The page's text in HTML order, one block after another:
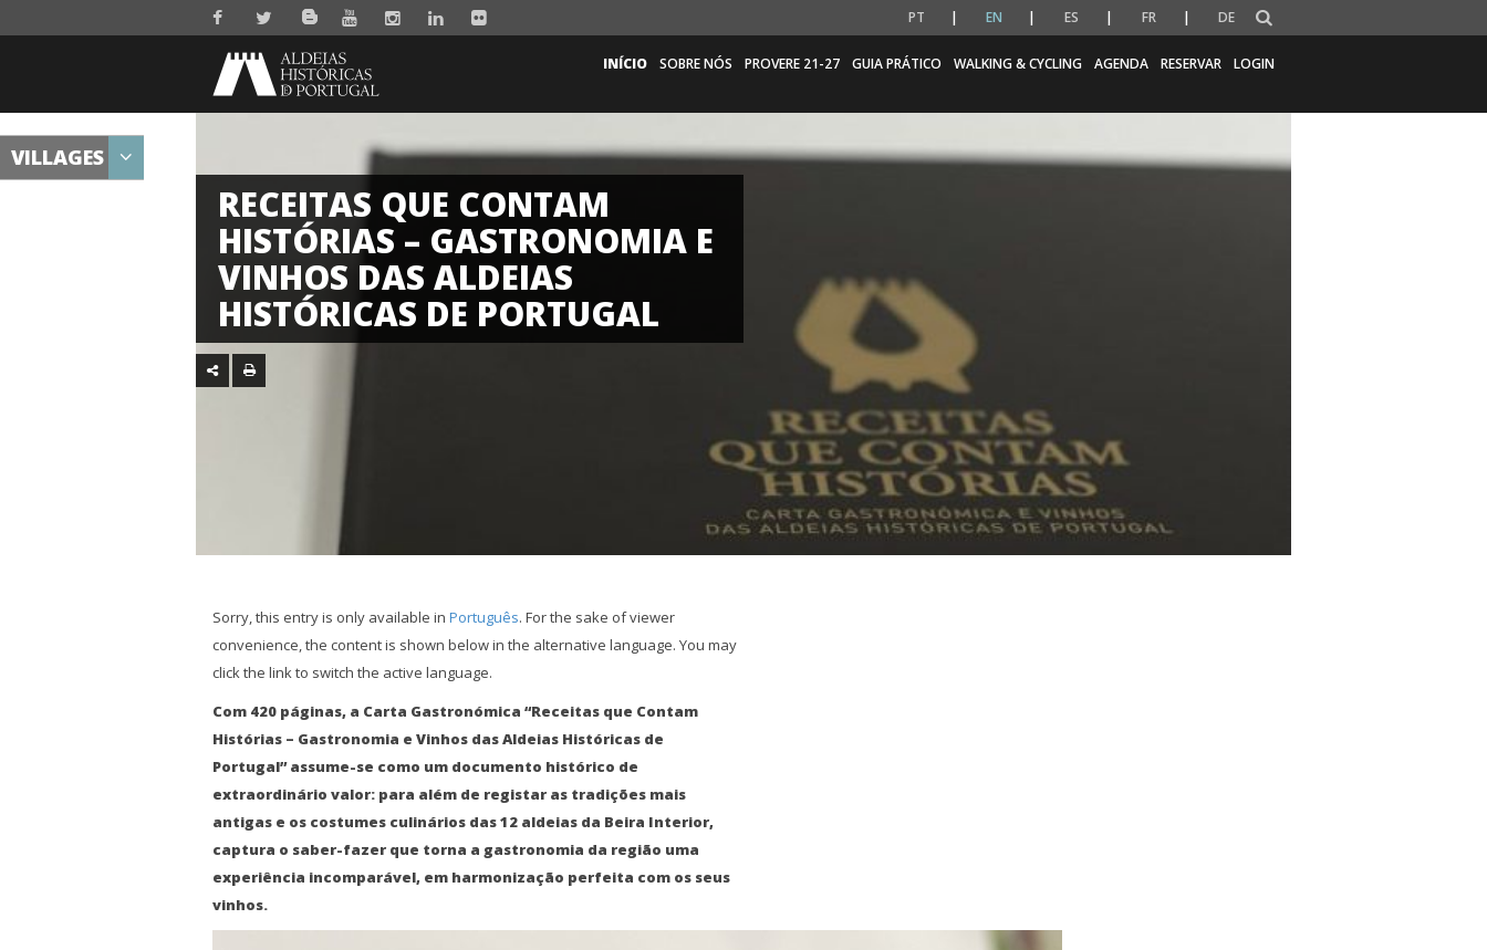
PT EN ES FR DE
INÍCIO SOBRE NÓS PROVERE 21-27 GUIA PRÁTICO WALKING & CYCLING AGENDA RESERVAR LOGIN
VILLAGES
RECEITAS QUE CONTAM
HISTÓRIAS – GASTRONOMIA E
VINHOS DAS ALDEIAS
HISTÓRICAS DE PORTUGAL
Sorry, this entry is only available in Português. For the sake of viewer
convenience, the content is shown below in the alternative language. You may
click the link to switch the active language.
Com 420 páginas, a Carta Gastronómica “Receitas que Contam
Histórias – Gastronomia e Vinhos das Aldeias Históricas de
Portugal” assume-se como um documento histórico de
extraordinário valor: para além de registar as tradições mais
antigas e os costumes culinários das 12 aldeias da Beira Interior,
captura o saber-fazer que torna a gastronomia da região uma
experiência incomparável, em harmonização perfeita com os seus
vinhos.